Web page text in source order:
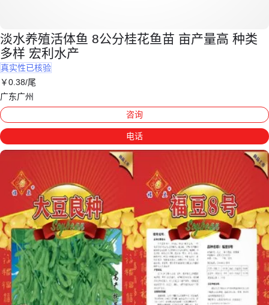
淡水养殖活体鱼 8公分桂花鱼苗 亩产量高 种类
多样 宏利水产
真实性已核验
￥0.38/尾
广东广州
咨询
电话